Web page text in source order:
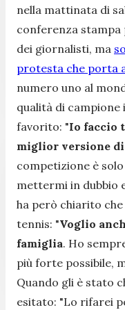
nella mattinata di
conferenza
dei giornalisti, ma
protesta che porta
numero uno al
qualità di
favorito: "Io faccio
miglior versione di
competizione è
mettermi in dubbio
ha però chiarito
tennis: "Voglio
famiglia. Ho
più forte possibile,
Quando gli è stato
esitato: "Lo rifarei